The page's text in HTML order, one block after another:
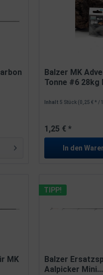
Balzer MK
Tonne #6 28kg
Inhalt 5 Stück (0,25 € * /
1,25 € *
In den
MK
TIPP!
Balzer
Aalpicker Mini...